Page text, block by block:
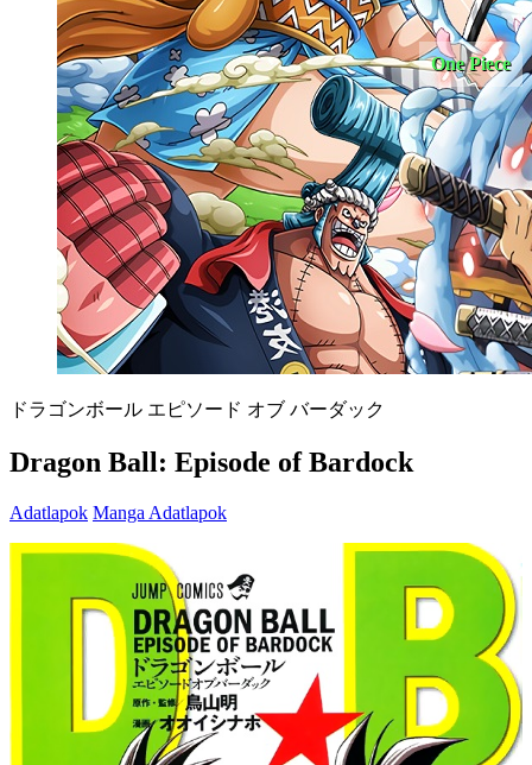
One Piece
ドラゴンボール エピソード オブ バーダック
Dragon Ball: Episode of Bardock
Adatlapok Manga Adatlapok